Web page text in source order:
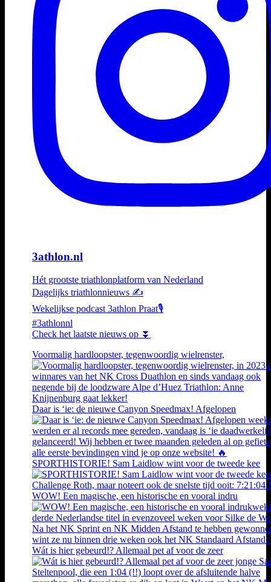
3athlon.nl
Hét grootste triathlonplatform van Nederland
Dagelijks triathlonnieuws ✍️
Wekelijkse podcast 3athlon Praat🎙️
#3athlonnl
Check het laatste nieuws op ⏬
Voormalig hardloopster, tegenwoordig wielrenster,
Daar is ‘ie: de nieuwe Canyon Speedmax! Afgelopen
SPORTHISTORIE! Sam Laidlow wint voor de tweede kee
WOW! Een magische, een historische en vooral indru
Wát is hier gebeurd!? Allemaal pet af voor de zeer